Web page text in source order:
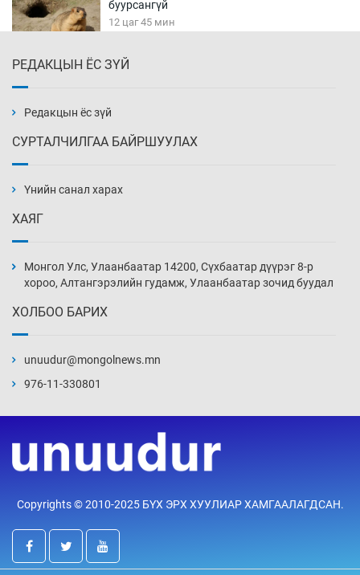
буурсангүй
12 цаг 45 мин
13 цаг 15 мин
13 цаг 45 мин
14 цаг 15 мин
хэмжээг шинэчлэн тогтоох нь
15 цаг 15 мин
мөнгө, хүрэл медаль хүртэв
15 цаг 42 мин
РЕДАКЦЫН ЁС ЗҮЙ
Редакцын ёс зүй
СУРТАЛЧИЛГАА БАЙРШУУЛАХ
Үнийн санал харах
ХАЯГ
Монгол Улс, Улаанбаатар 14200, Сүхбаатар дүүрэг 8-р
хороо, Алтангэрэлийн гудамж, Улаанбаатар зочид буудал
ХОЛБОО БАРИХ
unuudur@mongolnews.mn
976-11-330801
Copyrights © 2010-2025 БҮХ ЭРХ ХУУЛИАР ХАМГААЛАГДСАН.